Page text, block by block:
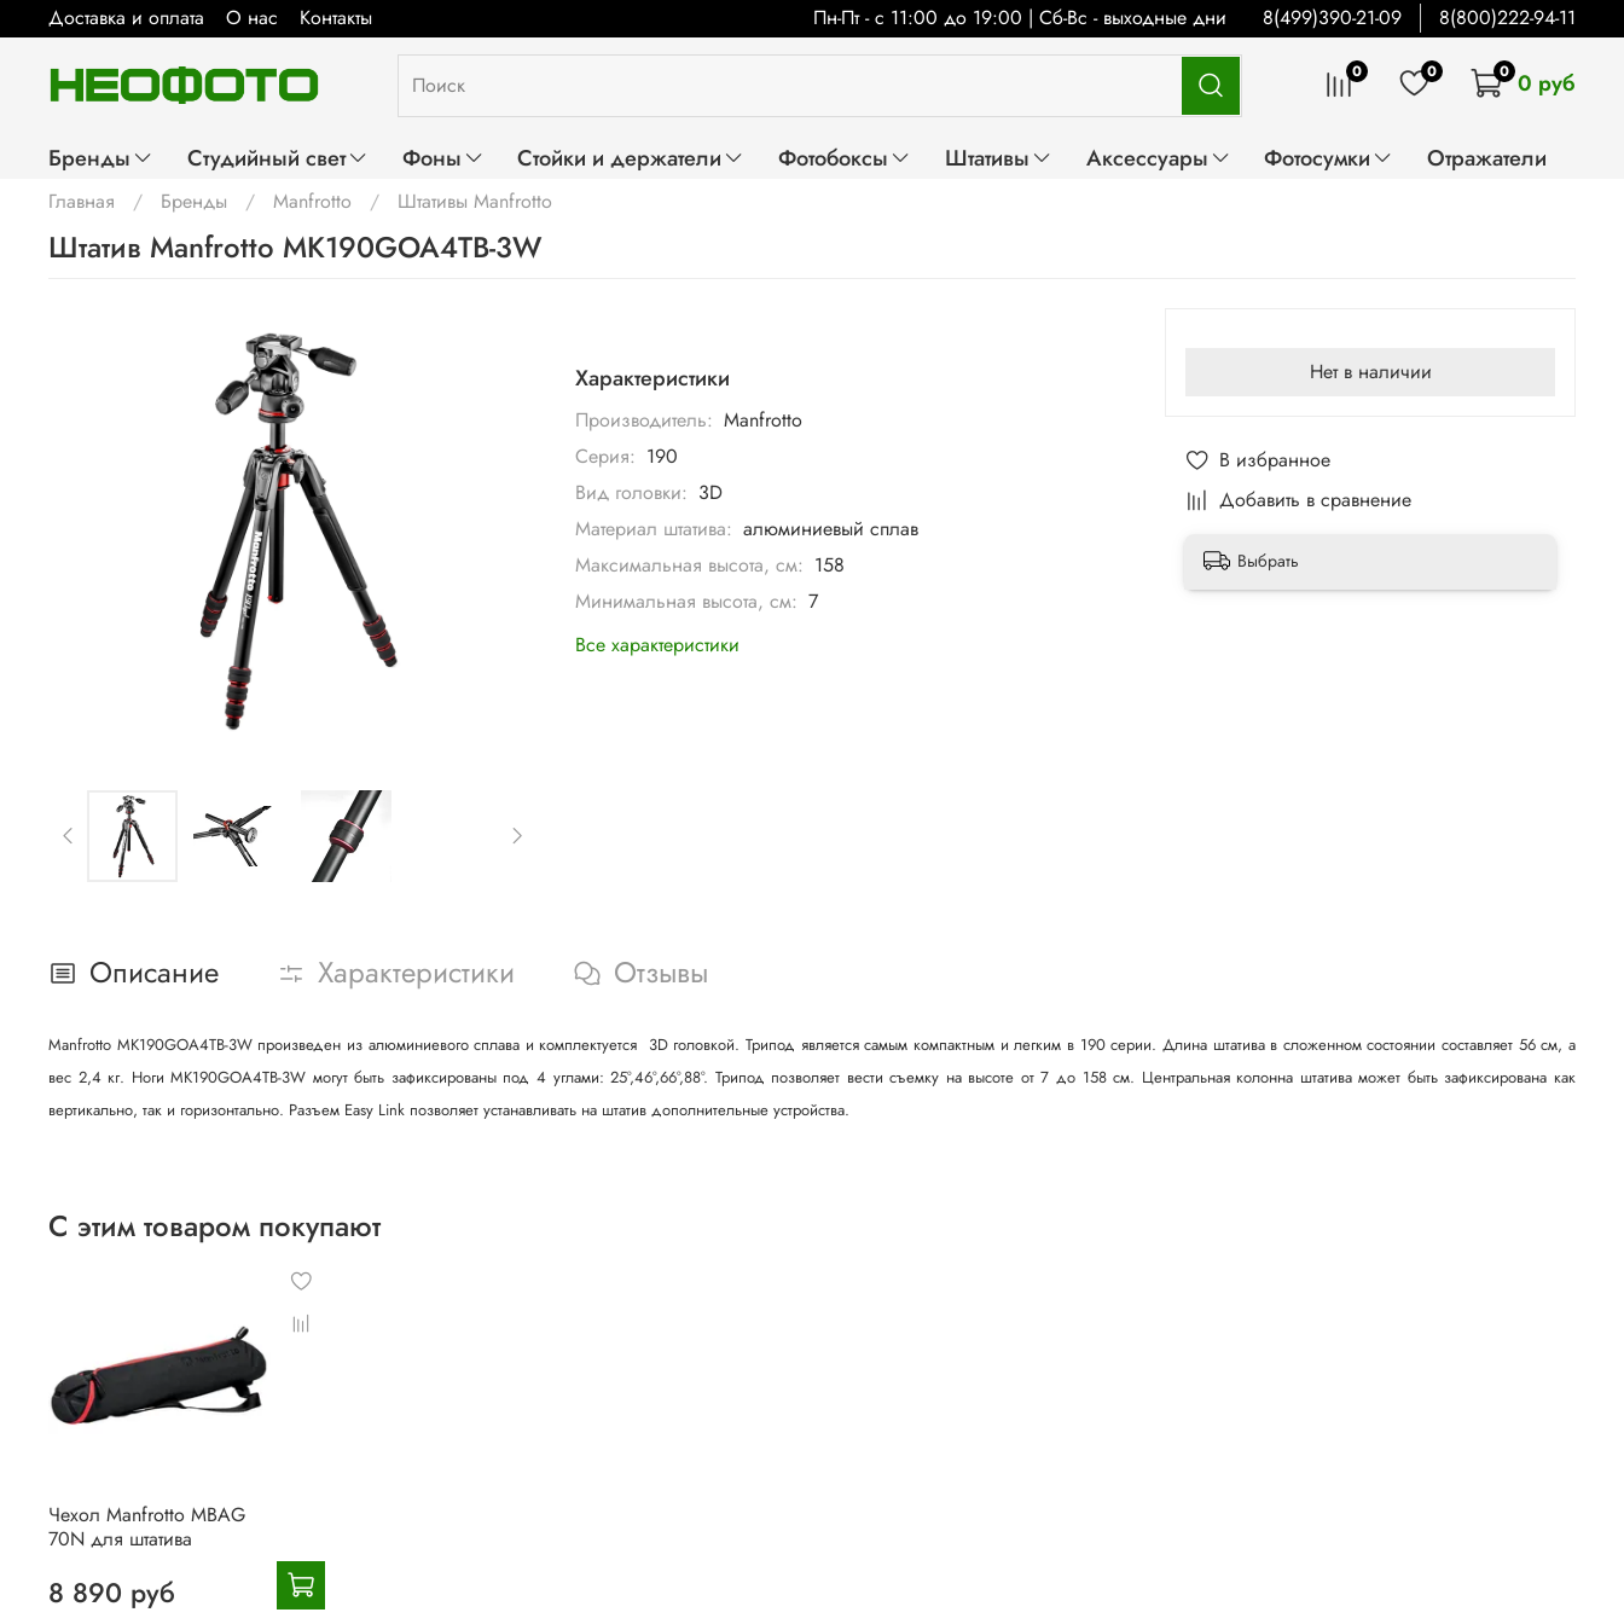
Доставка и оплата О нас Контакты Пн-Пт - с 11:00 до 19:00 | Сб-Вс - выходные дни 8(499)390-21-09 8(800)222-94-11
0 0 0 0 руб
Бренды Студийный свет Фоны Стойки и держатели Фотобоксы Штативы Аксессуары Фотосумки Отражатели
Главная Бренды Manfrotto Штативы Manfrotto
Штатив Manfrotto MK190GOA4TB-3W
Характеристики
Производитель: Manfrotto
Серия: 190
Вид головки: 3D
Материал штатива: алюминиевый сплав
Максимальная высота, см: 158
Минимальная высота, см: 7
Все характеристики
Нет в наличии
В избранное
Добавить в сравнение
Выбрать
Описание Характеристики Отзывы
Manfrotto MK190GOA4TB-3W произведен из алюминиевого сплава и комплектуется 3D головкой. Трипод является самым компактным и легким в 190 серии. Длина штатива в сложенном состоянии составляет 56 см, а
вес 2,4 кг. Ноги MK190GOA4TB-3W могут быть зафиксированы под 4 углами: 25°,46°,66°,88°. Трипод позволяет вести съемку на высоте от 7 до 158 см. Центральная колонна штатива может быть зафиксирована как
вертикально, так и горизонтально. Разъем Easy Link позволяет устанавливать на штатив дополнительные устройства.
С этим товаром покупают
Чехол Manfrotto MBAG
70N для штатива
8 890 руб